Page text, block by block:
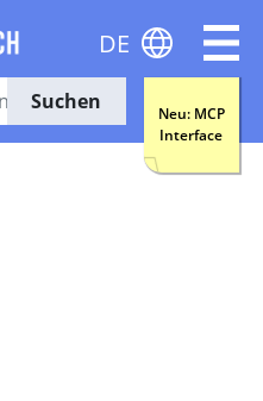
Suchen
Neu: MCP
Interface
DE